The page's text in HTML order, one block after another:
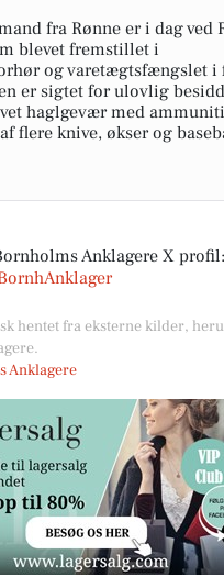
fra Rønne er i dag ved
blevet fremstillet i
og varetægtsfængslet i
er sigtet for ulovlig
haglgevær med
flere knive, økser og
Anklagere X profil:
hentet fra eksterne kilder,
Anklagere